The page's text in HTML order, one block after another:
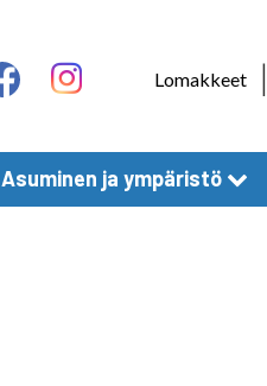
Lomakkeet |
Asuminen ja ympäristö